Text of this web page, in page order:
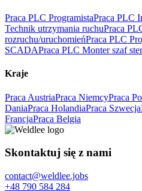
Praca PLC ProgramistaPraca PLC
Technik utrzymania ruchuPraca
rozruchu/uruchomieńPraca PLC
SCADAPraca PLC Monter szaf
Kraje
Praca AustriaPraca NiemcyPraca
DaniaPraca HolandiaPraca Szwecja
FrancjaPraca Belgia
Skontaktuj się z nami
contact@weldlee.jobs
+48 790 584 284